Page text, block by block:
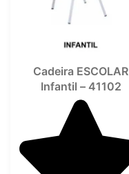
Cadeira ESCOLAR
Infantil – 41102